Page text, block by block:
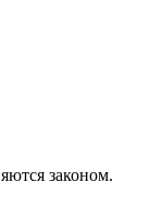
законом.